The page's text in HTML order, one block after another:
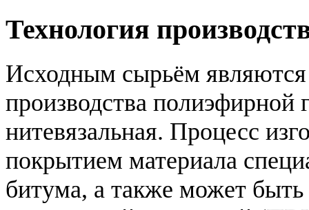
Технология
Исходным сырьём
производства полиэфирной
нитевязальная. Процесс
покрытием материала
битума, а также может быть